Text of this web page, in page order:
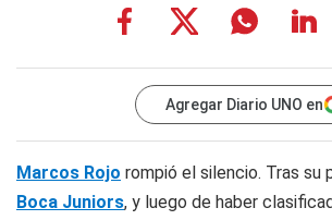
Agregar Diario UNO en
Marcos Rojo rompió el silencio. Tras su
Boca Juniors, y luego de haber